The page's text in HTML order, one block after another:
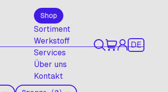
DE
Shop
Sortiment
Werkstoff
Services
Über uns
Kontakt